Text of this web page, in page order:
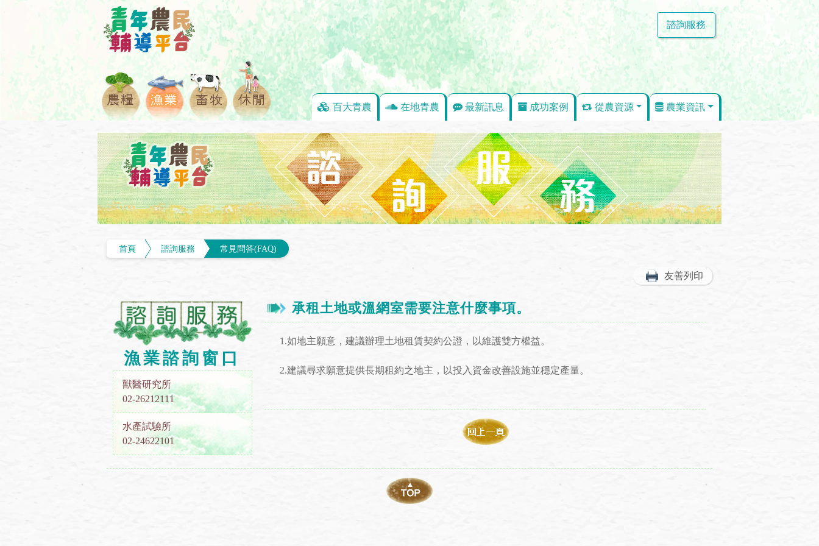
百大青農 在地青農 最新訊息 成功案例 從農資源 農業資訊
諮詢服務
首頁 諮詢服務 常見問答(FAQ)
友善列印
漁業諮詢窗口
獸醫研究所
02-26212111
水產試驗所
02-24622101
承租土地或溫網室需要注意什麼事項。
1.如地主願意，建議辦理土地租賃契約公證，以維護雙方權益。
2.建議尋求願意提供長期租約之地主，以投入資金改善設施並穩定產量。